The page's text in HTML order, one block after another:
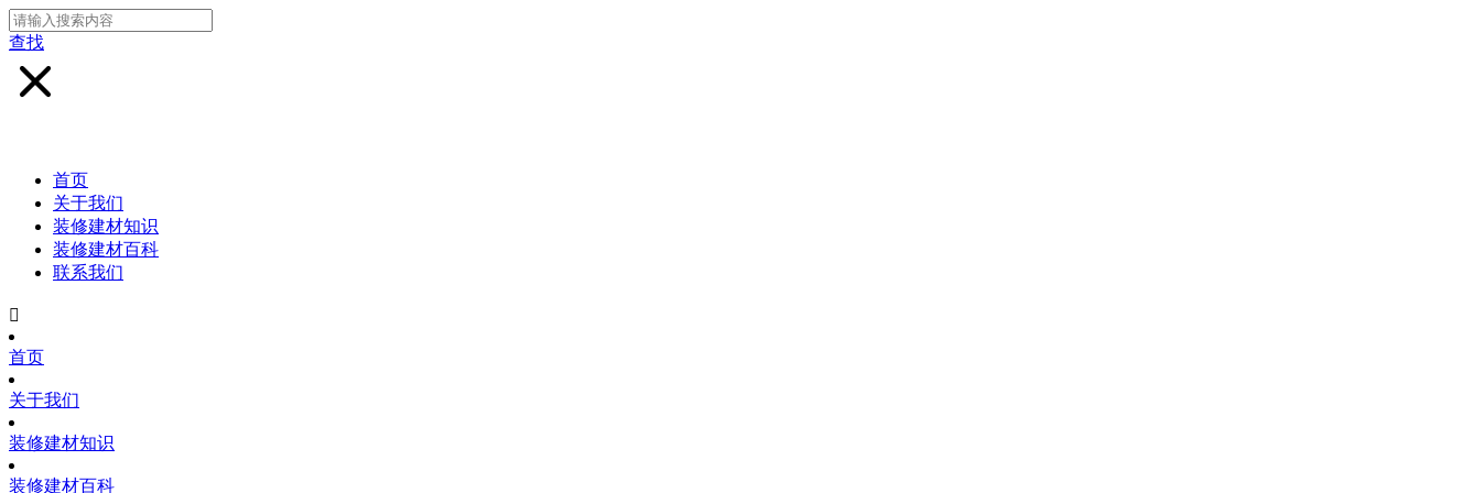
查找
首页
关于我们
装修建材知识
装修建材百科
联系我们

首页
关于我们
装修建材知识
装修建材百科